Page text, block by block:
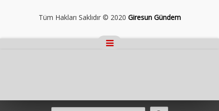
Tüm Hakları Saklıdır © 2020 Giresun Gündem